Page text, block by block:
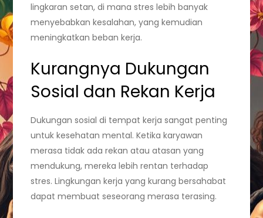
lingkaran setan, di mana stres lebih banyak
menyebabkan kesalahan, yang kemudian
meningkatkan beban kerja.
Kurangnya Dukungan
Sosial dan Rekan Kerja
Dukungan sosial di tempat kerja sangat penting
untuk kesehatan mental. Ketika karyawan
merasa tidak ada rekan atau atasan yang
mendukung, mereka lebih rentan terhadap
stres. Lingkungan kerja yang kurang bersahabat
dapat membuat seseorang merasa terasing.